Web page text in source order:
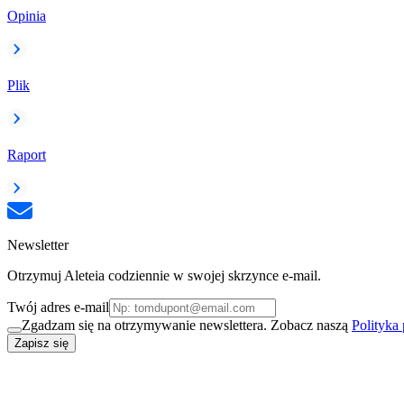
Opinia
Plik
Raport
Newsletter
Otrzymuj Aleteia codziennie w swojej skrzynce e-mail.
Twój adres e-mail
Zgadzam się na otrzymywanie newslettera. Zobacz naszą Polityka
Zapisz się